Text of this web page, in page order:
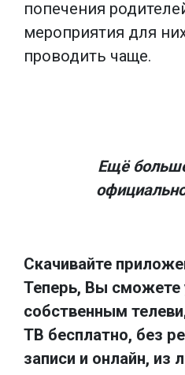
попечения
мероприятия для
проводить чаще.
Ещё
Скачивайте
Теперь, Вы сможете
собственным
ТВ бесплатно, без
записи и онлайн, из